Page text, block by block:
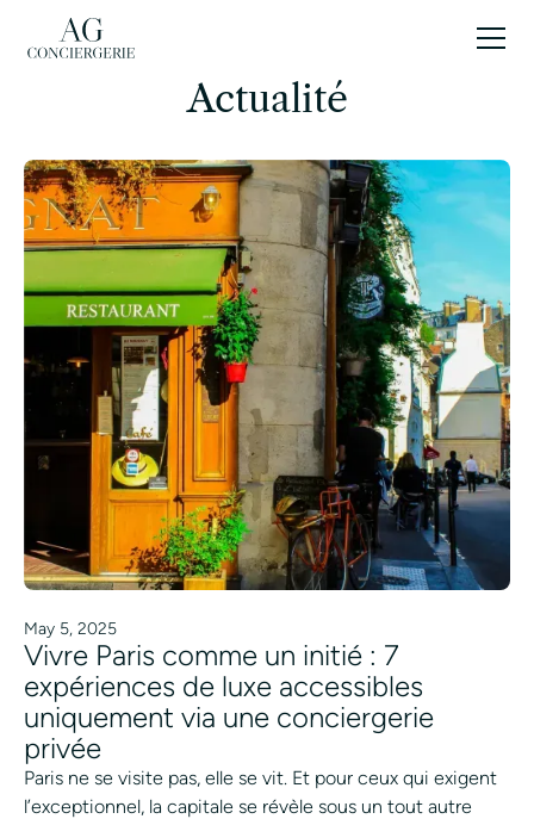
Actualité
May 5, 2025
Vivre Paris comme un initié : 7
expériences de luxe accessibles
uniquement via une conciergerie
privée
Paris ne se visite pas, elle se vit. Et pour ceux qui exigent
l’exceptionnel, la capitale se révèle sous un tout autre